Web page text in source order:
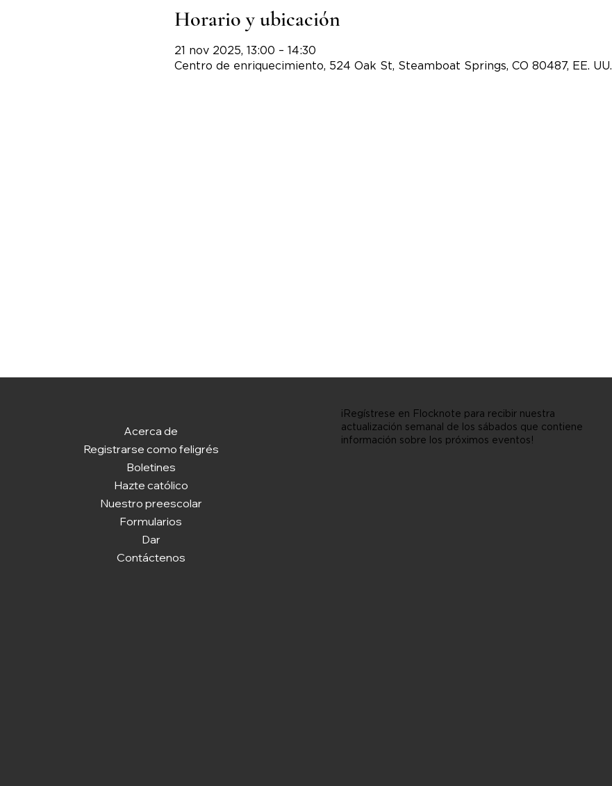
Horario y ubicación
21 nov 2025, 13:00 – 14:30
Centro de enriquecimiento, 524 Oak St, Steamboat Springs, CO 80487, EE. UU.
Acerca de
Registrarse como feligrés
Boletines
Hazte católico
Nuestro preescolar
Formularios
Dar
Contáctenos
¡Regístrese en Flocknote para recibir nuestra
actualización semanal de los sábados que contiene
información sobre los próximos eventos!